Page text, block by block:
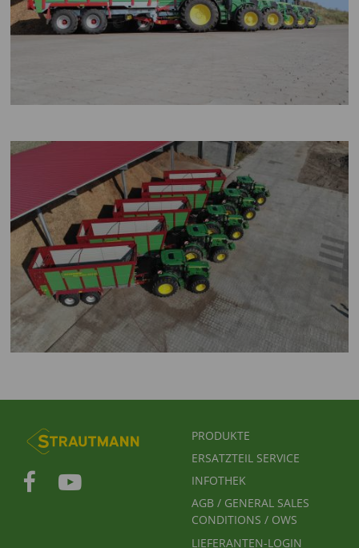
FUSSBEREICHSMENÜ
PRODUKTE
ERSATZTEIL SERVICE
INFOTHEK
AGB / GENERAL SALES
CONDITIONS / OWS
LIEFERANTEN-LOGIN